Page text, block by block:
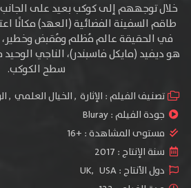
خلال توجههم إلى كوكب بعيد على
طاقم السفينة الفضائية (العهد) مكانًا
في الحقيقة عالم مُظلم ومُقبض وخطير،
هو ديفيد (مايكل فاسبندر)، الناجي
سطح الكوكب.
تصنيف الفيلم : الإثارة ,الخيال العلمي ,
جودة الفيلم :Bluray
مستوى المشاهدة : +16
سنة الإنتاج : 2017
دول الأنتاج :
UK, USA